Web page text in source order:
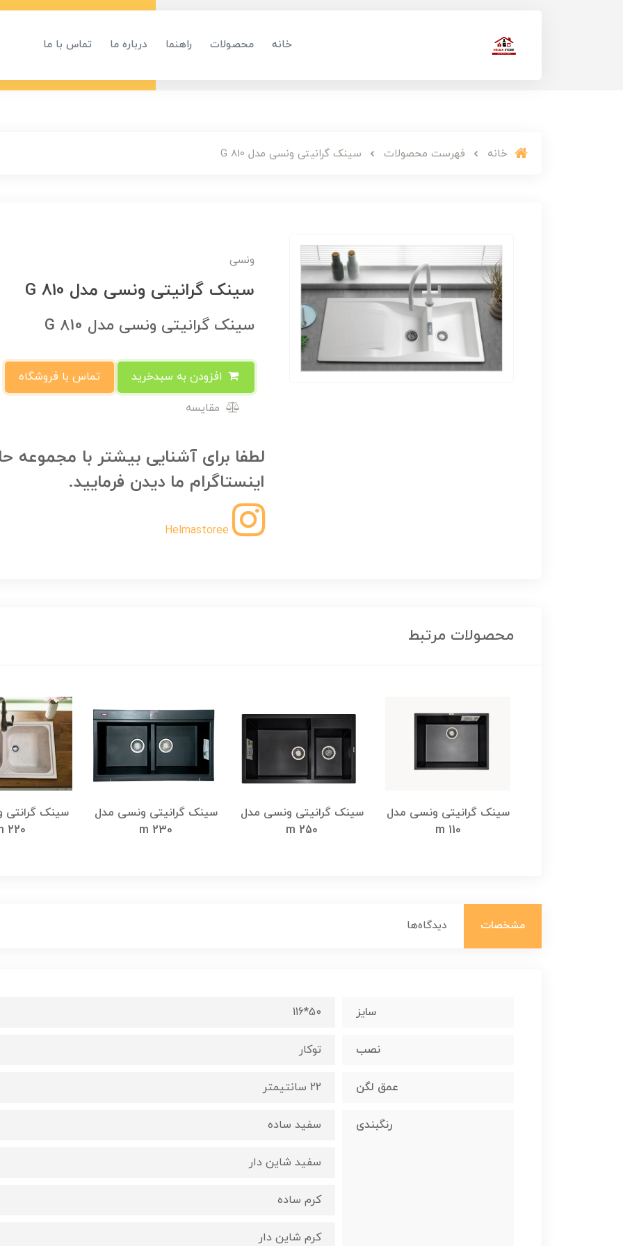
خانه محصولات راهنما درباره ما تماس با ما
خانه فهرست محصولات سینک گرانیتی ونسی مدل G 810
ونسی
سینک گرانیتی ونسی مدل G 810
سینک گرانیتی ونسی مدل G 810
تماس با فروشگاه
مقایسه
لطفا برای آشنایی بیشتر با مجموعه
اینستاگرام ما دیدن فرمایید.
Helmastoree
محصولات مرتبط
سینک گرانیتی ونسی مدل
m 110
سینک گرانیتی ونسی مدل
m 250
سینک گرانیتی ونسی مدل
m 230
سینک
220
مشخصات دیدگاه‌ها
سایز 50*116
نصب توکار
عمق لگن 22 سانتیمتر
رنگبندی سفید ساده
سفید شاین دار
کرم ساده
کرم شاین دار